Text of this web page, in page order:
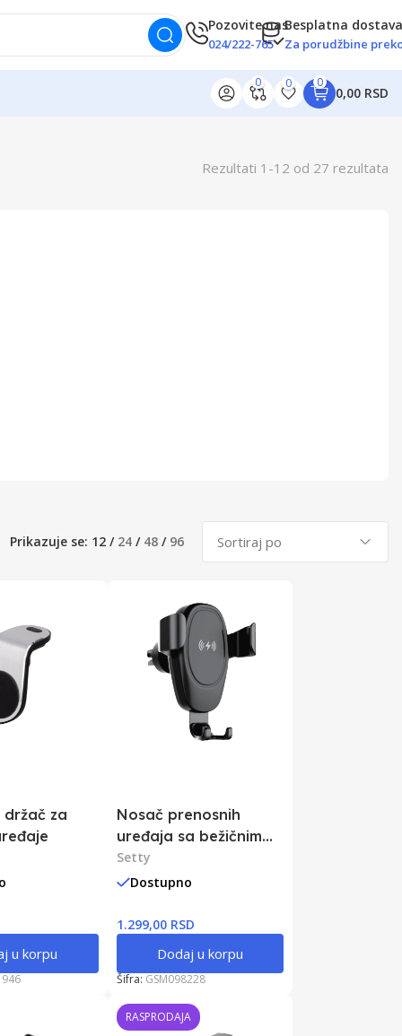
Pozovite nas
024/222-765
Besplatna
Za porudžbine
0 0 0
0,00 RSD
Rezultati 1 -12 od 27 rezultata
Prikazuje se: 12 / 24 / 48 / 96
za
u korpu
Nosač prenosnih
uređaja sa bežičnim
punjačem
Setty
Dostupno
1.299,00 RSD
Dodaj u korpu
Šifra: GSM098228
RASPRODAJA